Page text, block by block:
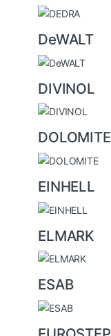
DeWALT
DIVINOL
DOLOMITE
EINHELL
ELMARK
ESAB